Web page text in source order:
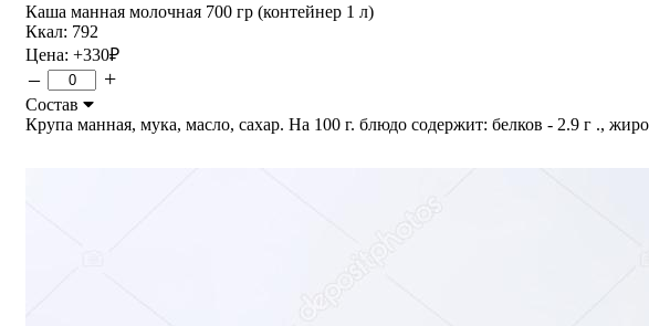
Каша манная молочная 700 гр (контейнер 1 л)
Ккал: 792
Цена: +330₽
– +
Состав
Крупа манная, мука, масло, сахар. На 100 г. блюдо содержит: белков - 2.9 г .,